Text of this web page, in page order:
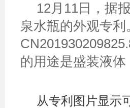
12月11日，据
泉水瓶的外观专
的用途是盛装液
从专利图片显示